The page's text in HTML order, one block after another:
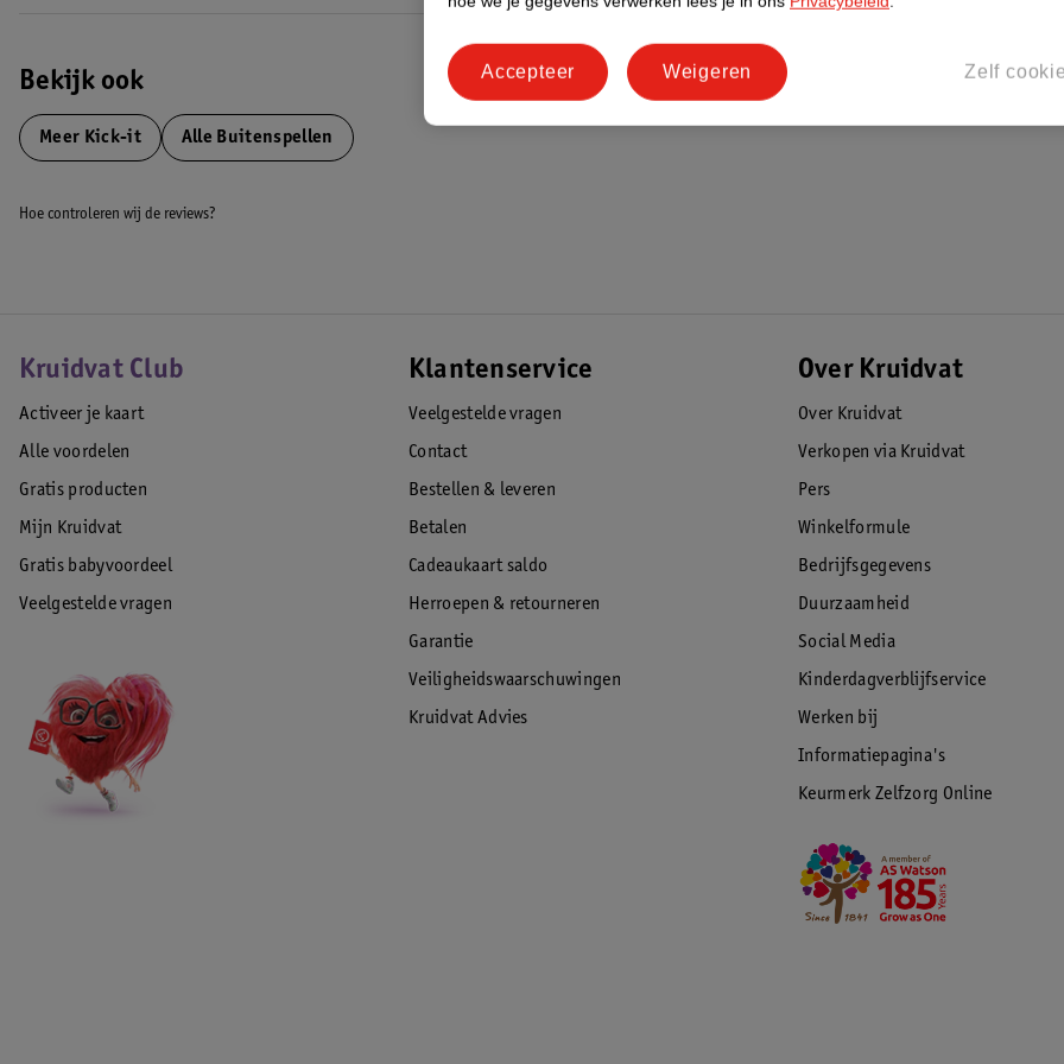
Bekijk ook
Meer Kick-it Alle Buitenspellen
Hoe controleren wij de reviews?
Kruidvat Club
Activeer je kaart
Alle voordelen
Gratis producten
Mijn Kruidvat
Gratis babyvoordeel
Veelgestelde vragen
Klantenservice
Veelgestelde vragen
Contact
Bestellen & leveren
Betalen
Cadeaukaart saldo
Herroepen & retourneren
Garantie
Veiligheidswaarschuwingen
Kruidvat Advies
Over Kruidvat
Over Kruidvat
Verkopen via Kruidvat
Pers
Winkelformule
Bedrijfsgegevens
Duurzaamheid
Social Media
Kinderdagverblijfservice
Werken bij
Informatiepagina's
Keurmerk Zelfzorg Online
Zelf
Weigeren
Accepteer